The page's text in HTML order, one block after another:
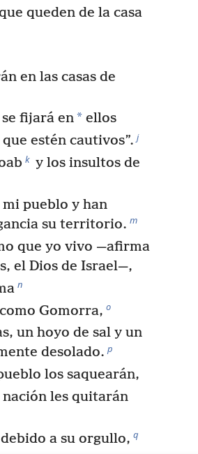
queden de la casa
en las casas de
fijará en* ellos
estén cautivos”. j
k y los insultos de
pueblo y han
su territorio. m
que yo vivo —afirma
el Dios de Israel—,
n
Gomorra, o
un hoyo de sal y un
desolado. p
los saquearán,
les quitarán
a su orgullo, q